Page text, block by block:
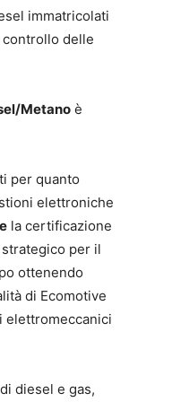
immatricolati
delle
Metano è
per quanto
elettroniche
la certificazione
per il
ottenendo
di Ecomotive
elettromeccanici
diesel e gas,